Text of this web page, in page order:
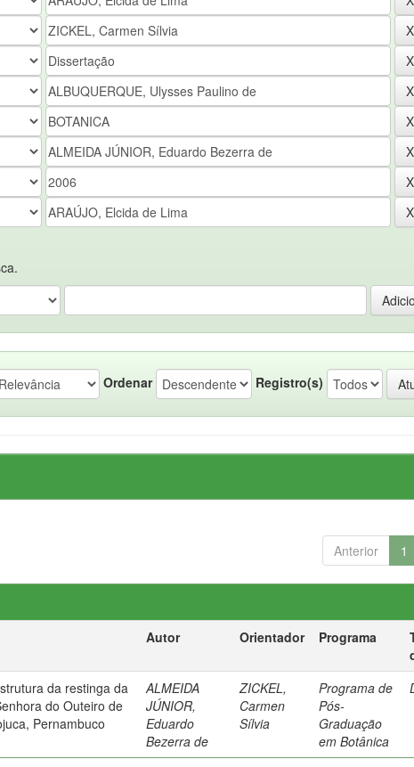
Ordenar Registro(s)
Anterior 1
Autor Orientador Programa
da restinga da
do Outeiro de
Pernambuco
ALMEIDA
JÚNIOR,
Eduardo
Bezerra de
ZICKEL,
Carmen
Sílvia
Programa de
Pós-
Graduação
em Botânica